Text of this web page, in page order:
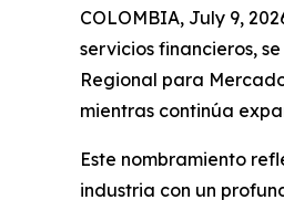
COLOMBIA, July 9,
servicios financieros,
Regional para
mientras continúa
Este nombramiento
industria con un